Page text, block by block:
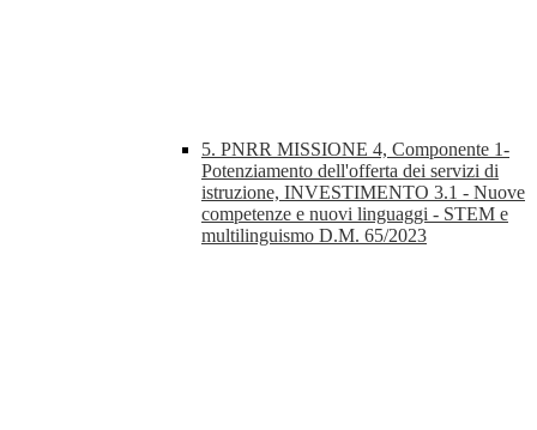
5. PNRR MISSIONE 4, Componente 1-
Potenziamento dell'offerta dei servizi di
istruzione, INVESTIMENTO 3.1 - Nuove
competenze e nuovi linguaggi - STEM e
multilinguismo D.M. 65/2023